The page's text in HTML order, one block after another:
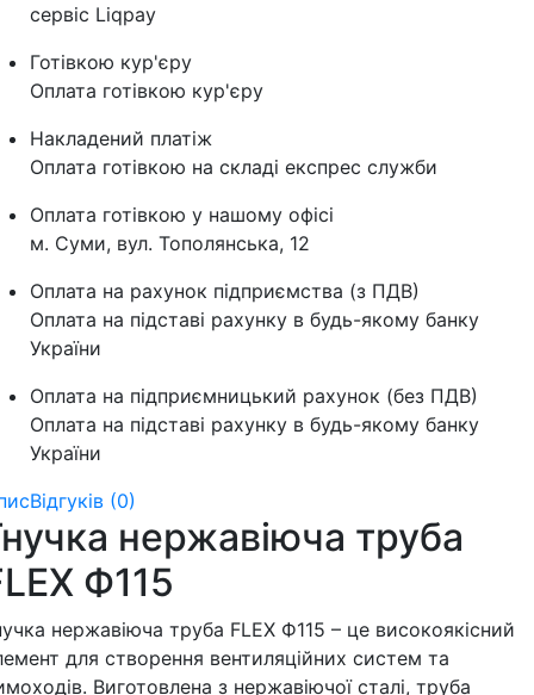
сервіс Liqpay
Готівкою кур'єру
Оплата готівкою кур'єру
Накладений платіж
Оплата готівкою на складі експрес служби
Оплата готівкою у нашому офісі
м. Суми, вул. Тополянська, 12
Оплата на рахунок підприємства (з ПДВ)
Оплата на підставі рахунку в будь-якому банку
України
Оплата на підприємницький рахунок (без ПДВ)
Оплата на підставі рахунку в будь-якому банку
України
Відгуків (0)
нержавіюча труба
Ф115
нержавіюча труба FLEX Ф115 – це високоякісний
для створення вентиляційних систем та
Виготовлена з нержавіючої сталі, труба